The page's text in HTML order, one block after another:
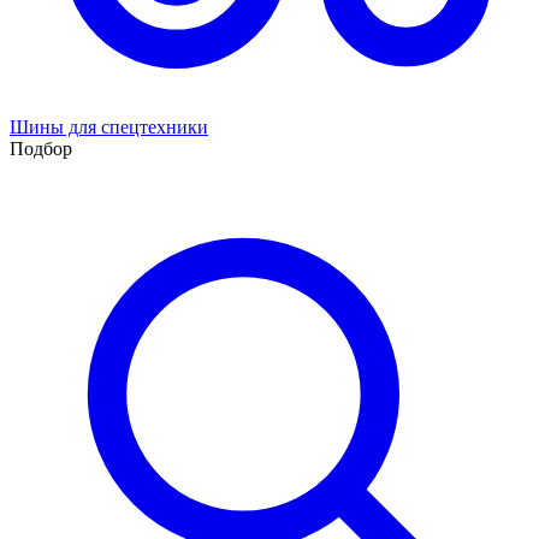
Шины для спецтехники
Подбор